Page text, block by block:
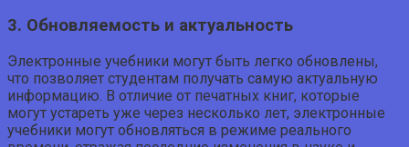
3. Обновляемость и актуальность
Электронные учебники могут быть легко обновлены,
что позволяет студентам получать самую актуальную
информацию. В отличие от печатных книг, которые
могут устареть уже через несколько лет, электронные
учебники могут обновляться в режиме реального